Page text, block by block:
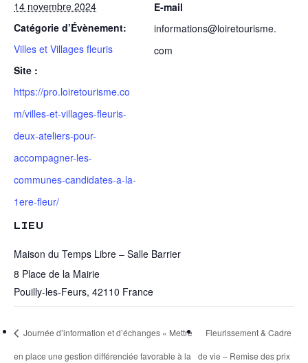
14 novembre 2024
Catégorie d’Évènement:
Villes et Villages fleuris
Site :
https://pro.loiretourisme.co
m/villes-et-villages-fleuris-
deux-ateliers-pour-
accompagner-les-
communes-candidates-a-la-
1ere-fleur/
LIEU
Maison du Temps Libre – Salle Barrier
8 Place de la Mairie
Pouilly-les-Feurs, 42110 France
E-mail
informations@loiretourisme.
com
Journée d’information et d’échanges « Mettre
en place une gestion différenciée favorable à la
Fleurissement & Cadre
de vie – Remise des prix